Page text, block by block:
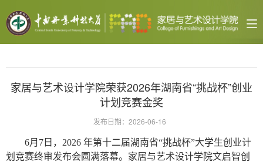
家居与艺术设计学院荣获2026年湖南省“挑战杯”创业
计划竞赛金奖
发布日期：2026-06-16
6月7日，2026 年第十二届湖南省“挑战杯”大学生创业计
划竞赛终审发布会圆满落幕。家居与艺术设计学院文启智创